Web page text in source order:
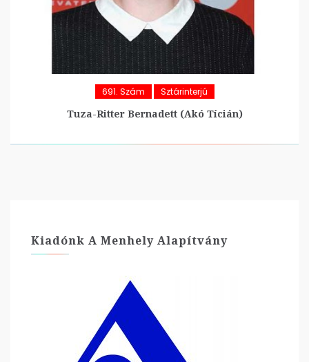
691. Szám Sztárinterjú
Tuza-Ritter Bernadett (Akó Tícián)
Kiadónk A Menhely Alapítvány